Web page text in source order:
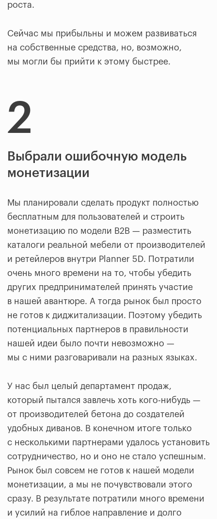
роста.
Сейчас мы прибыльны и можем развиваться
на собственные средства, но, возможно,
мы могли бы прийти к этому быстрее.
2
Выбрали ошибочную модель
монетизации
Мы планировали сделать продукт полностью
бесплатным для пользователей и строить
монетизацию по модели B2B — разместить
каталоги реальной мебели от производителей
и ретейлеров внутри Planner 5D. Потратили
очень много времени на то, чтобы убедить
других предпринимателей принять участие
в нашей авантюре. А тогда рынок был просто
не готов к диджитализации. Поэтому убедить
потенциальных партнеров в правильности
нашей идеи было почти невозможно —
мы с ними разговаривали на разных языках.
У нас был целый департамент продаж,
который пытался завлечь хоть кого-нибудь —
от производителей бетона до создателей
удобных диванов. В конечном итоге только
с несколькими партнерами удалось установить
сотрудничество, но и оно не стало успешным.
Рынок был совсем не готов к нашей модели
монетизации, а мы не почувствовали этого
сразу. В результате потратили много времени
и усилий на гиблое направление и долго